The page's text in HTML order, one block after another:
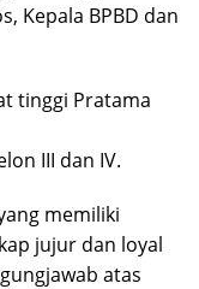
Kepala BPBD dan
tinggi Pratama
III dan IV.
memiliki
jujur dan loyal
atas